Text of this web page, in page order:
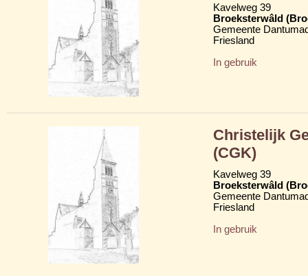
Kavelweg 39
Broeksterwâld
Gemeente
Friesland
In gebruik
Christelijk
(CGK)
Kavelweg 39
Broeksterwâld
Gemeente
Friesland
In gebruik